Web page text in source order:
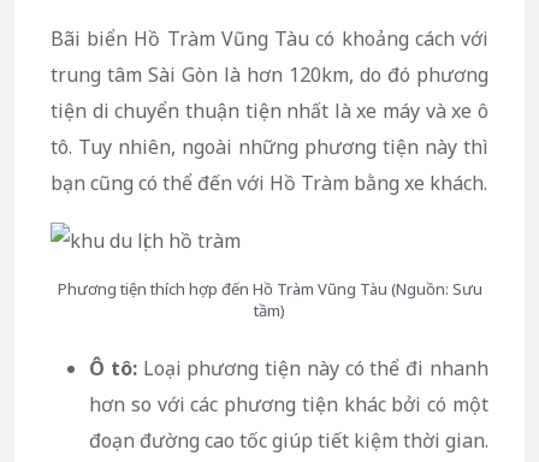
Bãi biển Hồ Tràm Vũng Tàu có khoảng cách với
trung tâm Sài Gòn là hơn 120km, do đó phương
tiện di chuyển thuận tiện nhất là xe máy và xe ô
tô. Tuy nhiên, ngoài những phương tiện này thì
bạn cũng có thể đến với Hồ Tràm bằng xe khách.
Phương tiện thích hợp đến Hồ Tràm Vũng Tàu (Nguồn: Sưu
tầm)
Ô tô:Loại phương tiện này có thể đi nhanh
hơn so với các phương tiện khác bởi có một
đoạn đường cao tốc giúp tiết kiệm thời gian.